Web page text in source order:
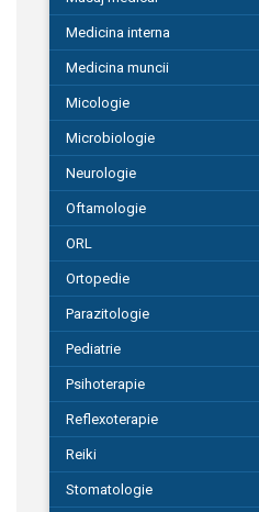
Medicina interna
Medicina muncii
Micologie
Microbiologie
Neurologie
Oftamologie
ORL
Ortopedie
Parazitologie
Pediatrie
Psihoterapie
Reflexoterapie
Reiki
Stomatologie